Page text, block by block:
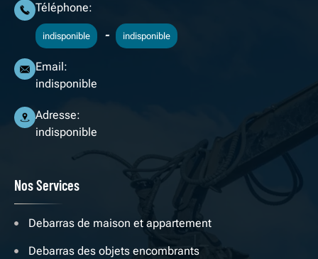
Téléphone:
indisponible - indisponible
Email:
indisponible
Adresse:
indisponible
Nos Services
Debarras de maison et appartement
Debarras des objets encombrants